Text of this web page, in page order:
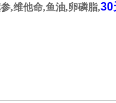
,维他命,鱼油,卵磷脂,30